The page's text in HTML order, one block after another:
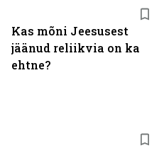
Kas mõni Jeesusest
jäänud reliikvia on ka
ehtne?